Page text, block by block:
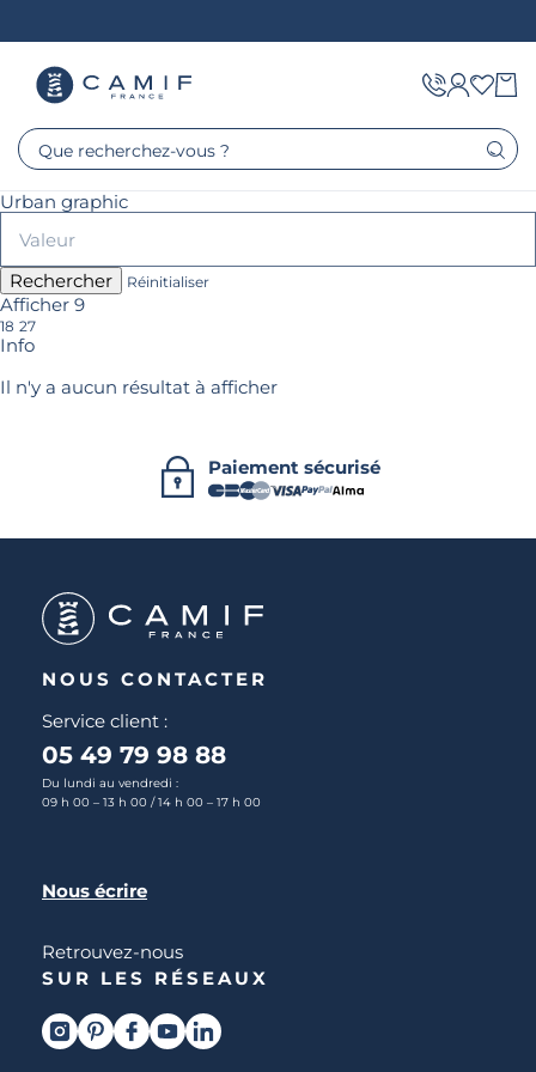
Que recherchez-vous ?
Urban graphic
Rechercher Réinitialiser
Afficher 9
18 27
Info
Il n'y a aucun résultat à afficher
Paiement sécurisé
NOUS CONTACTER
Service client :
05 49 79 98 88
Du lundi au vendredi :
09 h 00 – 13 h 00 / 14 h 00 – 17 h 00
Nous écrire
Retrouvez-nous
SUR LES RÉSEAUX